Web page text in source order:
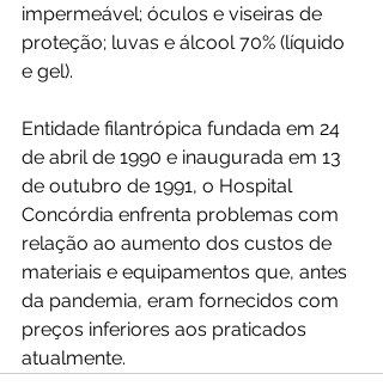
impermeável; óculos e viseiras de
proteção; luvas e álcool 70% (líquido
e gel).
Entidade filantrópica fundada em 24
de abril de 1990 e inaugurada em 13
de outubro de 1991, o Hospital
Concórdia enfrenta problemas com
relação ao aumento dos custos de
materiais e equipamentos que, antes
da pandemia, eram fornecidos com
preços inferiores aos praticados
atualmente.